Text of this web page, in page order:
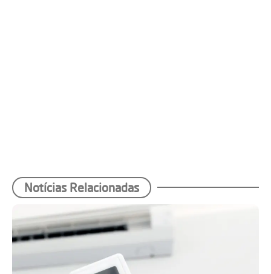
Notícias Relacionadas